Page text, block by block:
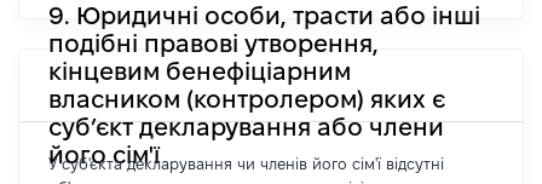
9. Юридичні особи, трасти або інші
подібні правові утворення,
кінцевим бенефіціарним
власником (контролером) яких є
суб’єкт декларування або члени
його сім'ї
У суб'єкта декларування чи членів його сім'ї відсутні